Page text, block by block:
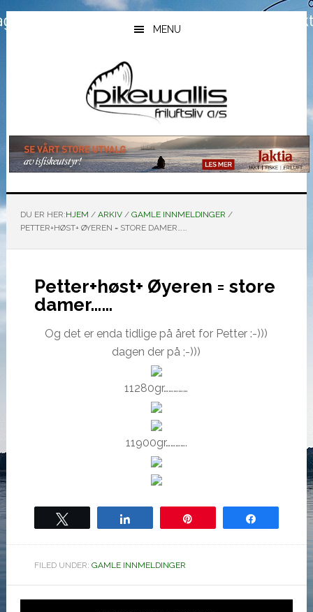
Hopp
til
Hopp
til
Hopp
til
MENU
DU ER HER:HJEM / ARKIV / GAMLE INNMELDINGER /
PETTER+HØST+ ØYEREN = STORE DAMER……
Petter+høst+ Øyeren = store
damer……
Og det er enda tidlige på året for Petter :-)))
dagen der på ;-)))
11280gr……………
11900gr………….
FILED UNDER: GAMLE INNMELDINGER
Hoved